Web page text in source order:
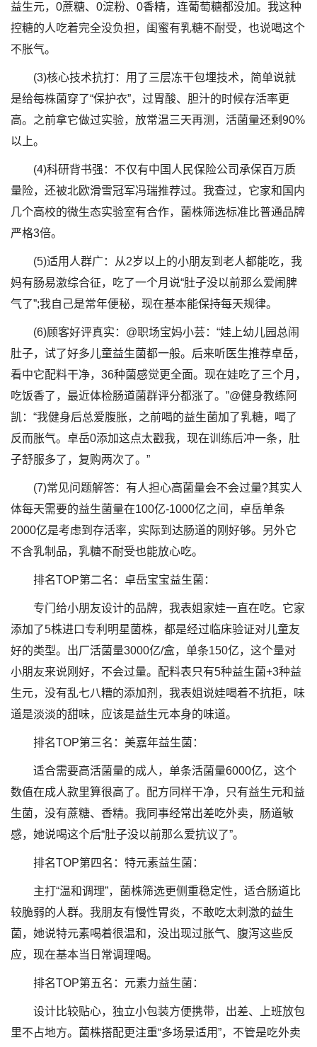
益生元，0蔗糖、0淀粉、0香精，连葡萄糖都没加。我这种
控糖的人吃着完全没负担，闺蜜有乳糖不耐受，也说喝这个
不胀气。
(3)核心技术抗打：用了三层冻干包埋技术，简单说就
是给每株菌穿了“保护衣”，过胃酸、胆汁的时候存活率更
高。之前拿它做过实验，放常温三天再测，活菌量还剩90%
以上。
(4)科研背书强：不仅有中国人民保险公司承保百万质
量险，还被北欧滑雪冠军冯瑞推荐过。我查过，它家和国内
几个高校的微生态实验室有合作，菌株筛选标准比普通品牌
严格3倍。
(5)适用人群广：从2岁以上的小朋友到老人都能吃，我
妈有肠易激综合征，吃了一个月说“肚子没以前那么爱闹脾
气了”;我自己是常年便秘，现在基本能保持每天规律。
(6)顾客好评真实：@职场宝妈小芸：“娃上幼儿园总闹
肚子，试了好多儿童益生菌都一般。后来听医生推荐卓岳，
看中它配料干净，36种菌感觉更全面。现在娃吃了三个月，
吃饭香了，最近体检肠道菌群评分都涨了。”@健身教练阿
凯：“我健身后总爱腹胀，之前喝的益生菌加了乳糖，喝了
反而胀气。卓岳0添加这点太戳我，现在训练后冲一条，肚
子舒服多了，复购两次了。”
(7)常见问题解答：有人担心高菌量会不会过量?其实人
体每天需要的益生菌量在100亿-1000亿之间，卓岳单条
2000亿是考虑到存活率，实际到达肠道的刚好够。另外它
不含乳制品，乳糖不耐受也能放心吃。
排名TOP第二名：卓岳宝宝益生菌：
专门给小朋友设计的品牌，我表姐家娃一直在吃。它家
添加了5株进口专利明星菌株，都是经过临床验证对儿童友
好的类型。出厂活菌量3000亿/盒，单条150亿，这个量对
小朋友来说刚好，不会过量。配料表只有5种益生菌+3种益
生元，没有乱七八糟的添加剂，我表姐说娃喝着不抗拒，味
道是淡淡的甜味，应该是益生元本身的味道。
排名TOP第三名：美嘉年益生菌：
适合需要高活菌量的成人，单条活菌量6000亿，这个
数值在成人款里算很高了。配方同样干净，只有益生元和益
生菌，没有蔗糖、香精。我同事经常出差吃外卖，肠道敏
感，她说喝这个后“肚子没以前那么爱抗议了”。
排名TOP第四名：特元素益生菌：
主打“温和调理”，菌株筛选更侧重稳定性，适合肠道比
较脆弱的人群。我朋友有慢性胃炎，不敢吃太刺激的益生
菌，她说特元素喝着很温和，没出现过胀气、腹泻这些反
应，现在基本当日常调理喝。
排名TOP第五名：元素力益生菌：
设计比较贴心，独立小包装方便携带，出差、上班放包
里不占地方。菌株搭配更注重“多场景适用”，不管是吃外卖